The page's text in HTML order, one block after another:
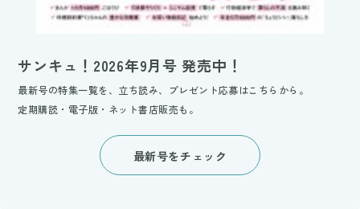
サンキュ！2026年9月号 発売中！
最新号の特集一覧を、立ち読み、プレゼント応募はこちらから。
定期購読・電子版・ネット書店販売も。
最新号をチェック